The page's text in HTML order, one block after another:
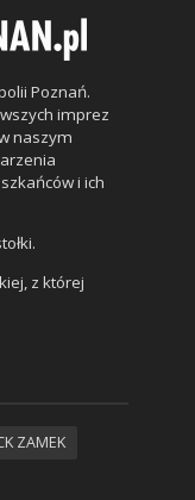
Poznań.
imprez
naszym
i ich
z której
ZAMEK